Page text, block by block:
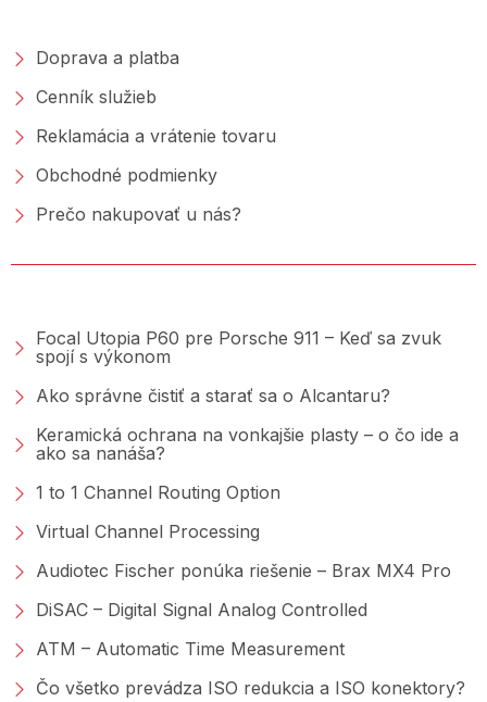
Doprava a platba
Cenník služieb
Reklamácia a vrátenie tovaru
Obchodné podmienky
Prečo nakupovať u nás?
Focal Utopia P60 pre Porsche 911 – Keď sa zvuk
spojí s výkonom
Ako správne čistiť a starať sa o Alcantaru?
Keramická ochrana na vonkajšie plasty – o čo ide a
ako sa nanáša?
1 to 1 Channel Routing Option
Virtual Channel Processing
Audiotec Fischer ponúka riešenie – Brax MX4 Pro
DiSAC – Digital Signal Analog Controlled
ATM – Automatic Time Measurement
Čo všetko prevádza ISO redukcia a ISO konektory?